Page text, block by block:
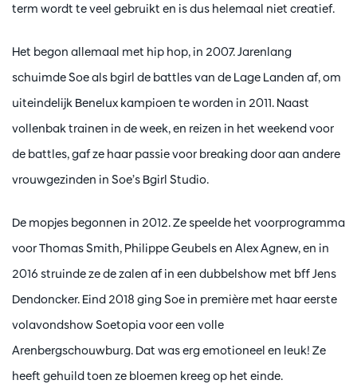
term wordt te veel gebruikt en is dus helemaal niet creatief.
Het begon allemaal met hip hop, in 2007. Jarenlang
schuimde Soe als bgirl de battles van de Lage Landen af, om
uiteindelijk Benelux kampioen te worden in 2011. Naast
vollenbak trainen in de week, en reizen in het weekend voor
de battles, gaf ze haar passie voor breaking door aan andere
vrouwgezinden in Soe’s Bgirl Studio.
De mopjes begonnen in 2012. Ze speelde het voorprogramma
voor Thomas Smith, Philippe Geubels en Alex Agnew, en in
2016 struinde ze de zalen af in een dubbelshow met bff Jens
Dendoncker. Eind 2018 ging Soe in première met haar eerste
volavondshow Soetopia voor een volle
Arenbergschouwburg. Dat was erg emotioneel en leuk! Ze
heeft gehuild toen ze bloemen kreeg op het einde.